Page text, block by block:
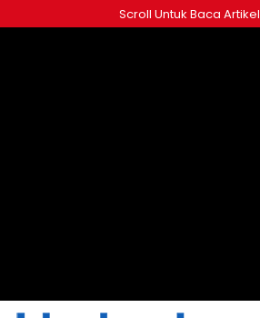
ke
Scroll Untuk Baca Artikel